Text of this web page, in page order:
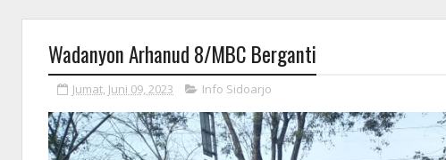
Wadanyon Arhanud 8/MBC Berganti
Jumat, Juni 09, 2023 Info Sidoarjo